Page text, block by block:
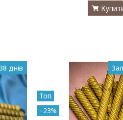
днів
Топ
–23%